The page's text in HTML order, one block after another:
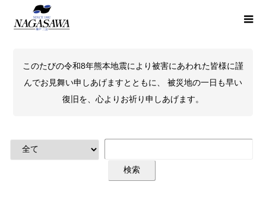
このたびの令和8年熊本地震により被害にあわれた皆様に謹
んでお見舞い申しあげますとともに、 被災地の一日も早い
復旧を、心よりお祈り申しあげます。